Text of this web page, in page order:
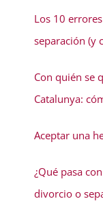
Los 10
separación (y
Con quién se
Catalunya:
Aceptar una
¿Qué pasa
divorcio o